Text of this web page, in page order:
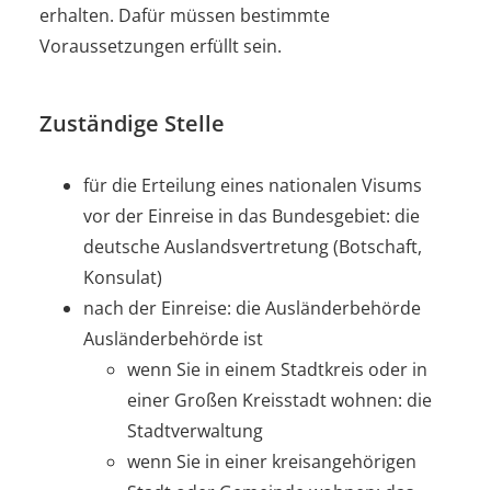
erhalten. Dafür müssen bestimmte
Voraussetzungen erfüllt sein.
Zuständige Stelle
für die Erteilung eines nationalen Visums
vor der Einreise in das Bundesgebiet: die
deutsche Auslandsvertretung (Botschaft,
Konsulat)
nach der Einreise: die Ausländerbehörde
Ausländerbehörde ist
wenn Sie in einem Stadtkreis oder in
einer Großen Kreisstadt wohnen: die
Stadtverwaltung
wenn Sie in einer kreisangehörigen